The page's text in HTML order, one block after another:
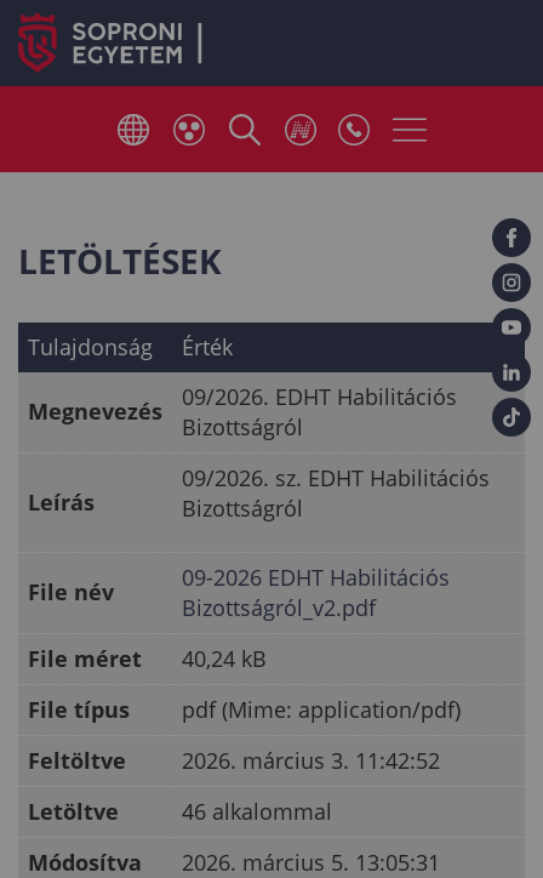
LETÖLTÉSEK
Tulajdonság Érték
Megnevezés
09/2026. EDHT Habilitációs
Bizottságról
Leírás
09/2026. sz. EDHT Habilitációs
Bizottságról
File név
09-2026 EDHT Habilitációs
Bizottságról_v2.pdf
File méret
40,24 kB
File típus
pdf (Mime: application/pdf)
Feltöltve
2026. március 3. 11:42:52
Letöltve
46 alkalommal
Módosítva
2026. március 5. 13:05:31